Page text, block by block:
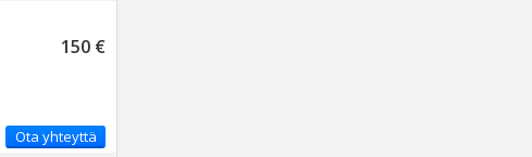
150 €
Ota yhteyttä